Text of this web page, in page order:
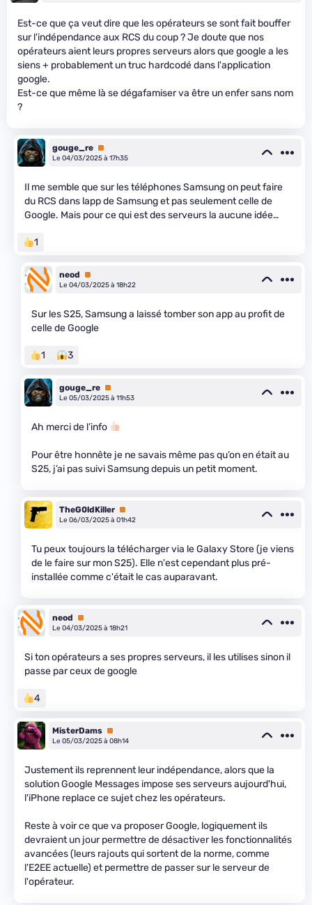
Est-ce que ça veut dire que les opérateurs se sont fait bouffer
sur l'indépendance aux RCS du coup ? Je doute que nos
opérateurs aient leurs propres serveurs alors que google a les
siens + probablement un truc hardcodé dans l'application
google.
Est-ce que même là se dégafamiser va être un enfer sans nom
?
gouge_re Premium
Le 04/03/2025 à 17h35
Il me semble que sur les téléphones Samsung on peut faire
du RCS dans lapp de Samsung et pas seulement celle de
Google. Mais pour ce qui est des serveurs la aucune idée…
1
neod
Premium
Le 04/03/2025 à 18h22
Sur les S25, Samsung a laissé tomber son app au profit de
celle de Google
1 3
gouge_re Premium
Le 05/03/2025 à 11h53
Ah merci de l’info
Pour être honnête je ne savais même pas qu’on en était au
S25, j’ai pas suivi Samsung depuis un petit moment.
TheG0ldKiller Premium
Le 06/03/2025 à 01h42
Tu peux toujours la télécharger via le Galaxy Store (je viens
de le faire sur mon S25). Elle n'est cependant plus pré-
installée comme c'était le cas auparavant.
neod
Premium
Le 04/03/2025 à 18h21
Si ton opérateurs a ses propres serveurs, il les utilises sinon il
passe par ceux de google
4
MisterDams Premium
Le 05/03/2025 à 08h14
Justement ils reprennent leur indépendance, alors que la
solution Google Messages impose ses serveurs aujourd'hui,
l'iPhone replace ce sujet chez les opérateurs.
Reste à voir ce que va proposer Google, logiquement ils
devraient un jour permettre de désactiver les fonctionnalités
avancées (leurs rajouts qui sortent de la norme, comme
l'E2EE actuelle) et permettre de passer sur le serveur de
l'opérateur.